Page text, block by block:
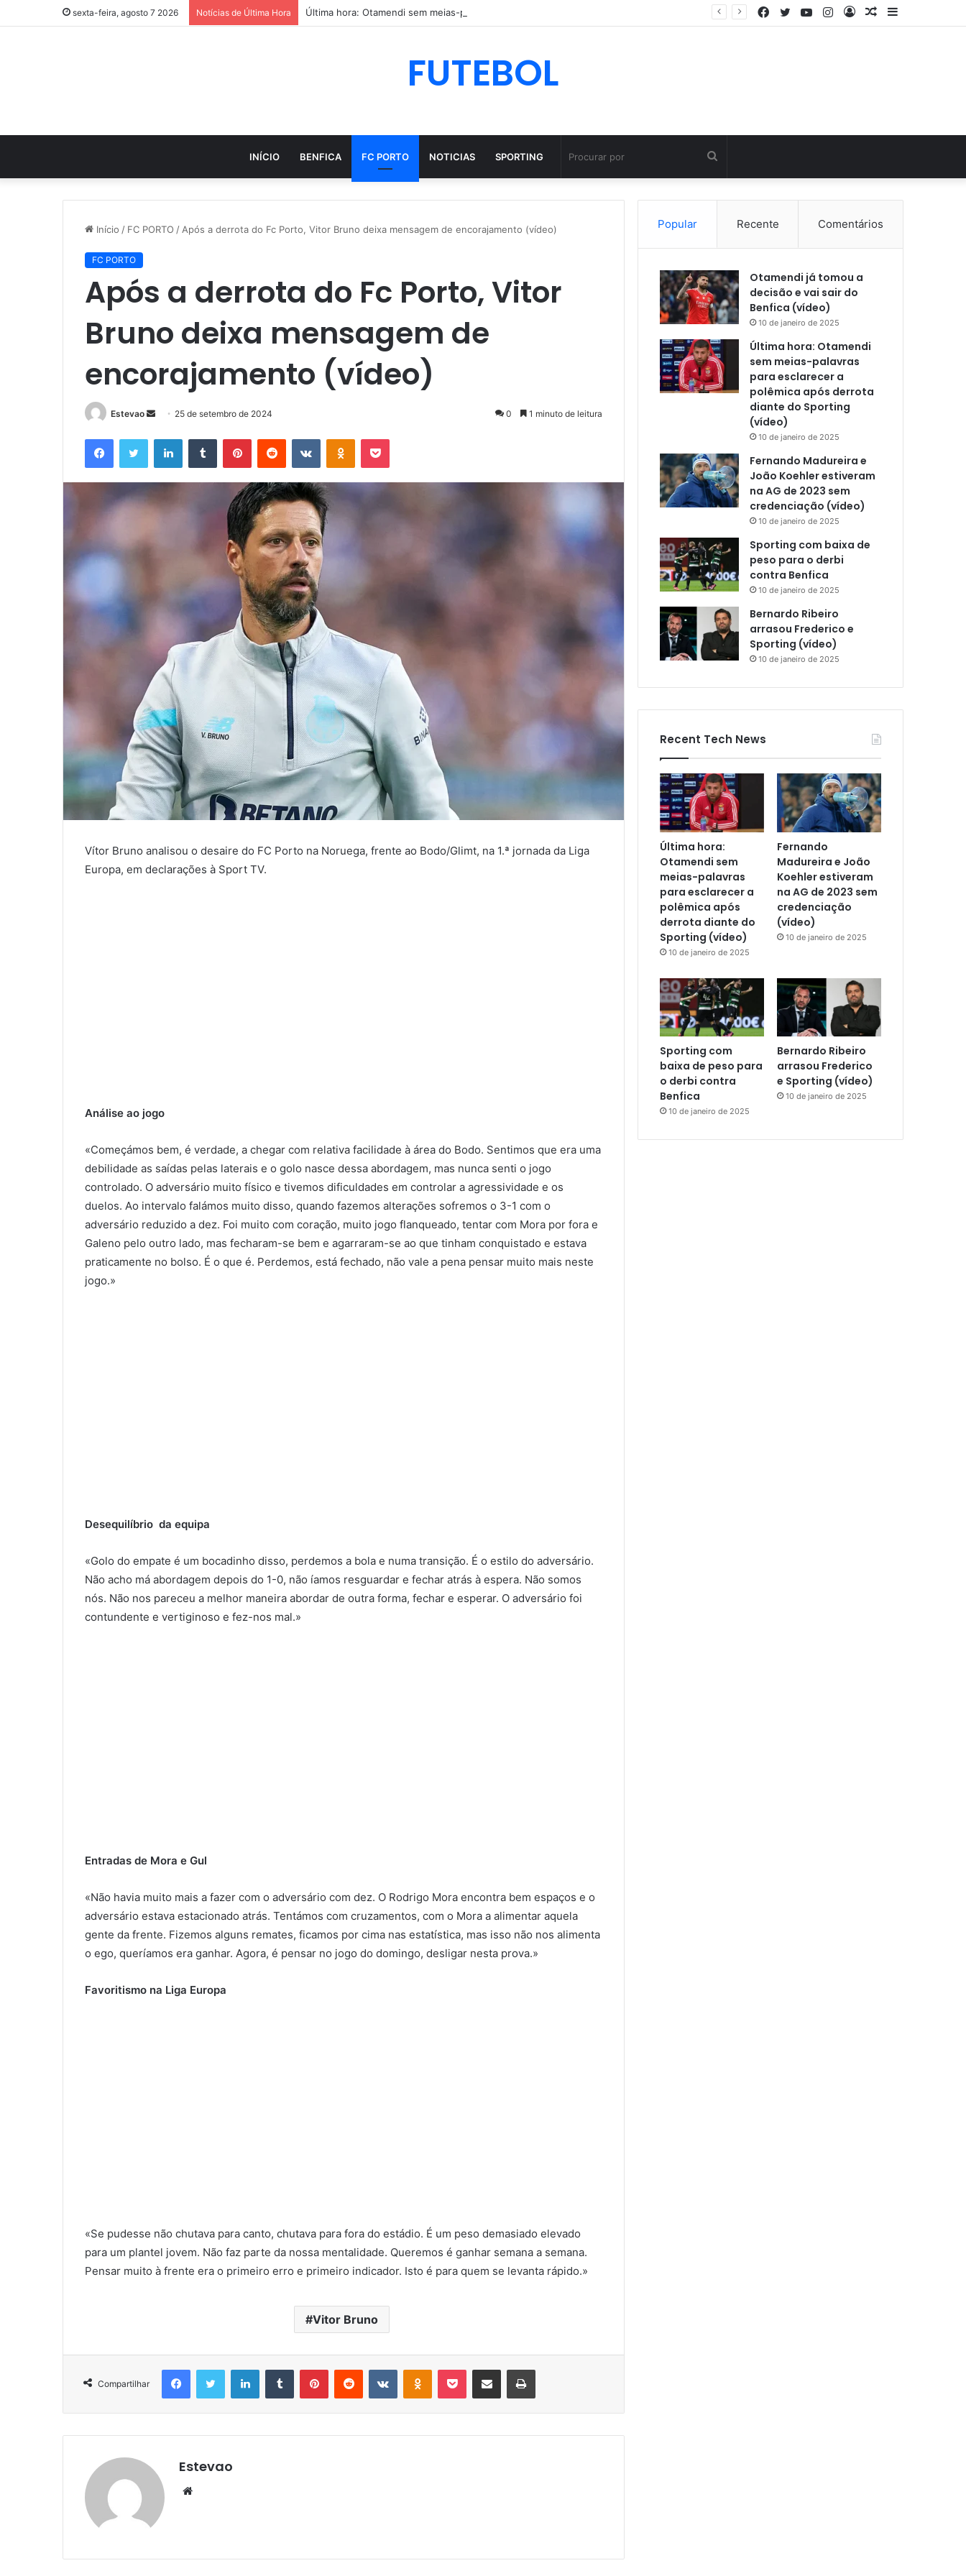
sexta-feira, agosto 7 2026 Notícias de Última Hora
Barra
Artigo
Entrar
Instagram
YouTube
Twitter
Facebook
FUTEBOL
INÍCIO BENFICA FC PORTO NOTICIAS SPORTING Procurar
por
Início / FC PORTO / Após a derrota do Fc Porto, Vitor Bruno deixa mensagem de encorajamento (vídeo)
FC PORTO
Após a derrota do Fc Porto, Vitor
Bruno deixa mensagem de
encorajamento (vídeo)
Estevao
Mande
mail
25 de setembro de 2024 0 1 minuto de leitura
FacebookTwitter LinkedinTumblr PinterestReddit VK OK Pocket
Vítor Bruno analisou o desaire do FC Porto na Noruega, frente ao Bodo/Glimt, na 1.ª jornada da Liga
Europa, em declarações à Sport TV.
Análise ao jogo
«Começámos bem, é verdade, a chegar com relativa facilidade à área do Bodo. Sentimos que era uma
debilidade as saídas pelas laterais e o golo nasce dessa abordagem, mas nunca senti o jogo
controlado. O adversário muito físico e tivemos dificuldades em controlar a agressividade e os
duelos. Ao intervalo falámos muito disso, quando fazemos alterações sofremos o 3-1 com o
adversário reduzido a dez. Foi muito com coração, muito jogo flanqueado, tentar com Mora por fora e
Galeno pelo outro lado, mas fecharam-se bem e agarraram-se ao que tinham conquistado e estava
praticamente no bolso. É o que é. Perdemos, está fechado, não vale a pena pensar muito mais neste
jogo.»
Desequilíbrio da equipa
«Golo do empate é um bocadinho disso, perdemos a bola e numa transição. É o estilo do adversário.
Não acho má abordagem depois do 1-0, não íamos resguardar e fechar atrás à espera. Não somos
nós. Não nos pareceu a melhor maneira abordar de outra forma, fechar e esperar. O adversário foi
contundente e vertiginoso e fez-nos mal.»
Entradas de Mora e Gul
«Não havia muito mais a fazer com o adversário com dez. O Rodrigo Mora encontra bem espaços e o
adversário estava estacionado atrás. Tentámos com cruzamentos, com o Mora a alimentar aquela
gente da frente. Fizemos alguns remates, ficamos por cima nas estatística, mas isso não nos alimenta
o ego, queríamos era ganhar. Agora, é pensar no jogo do domingo, desligar nesta prova.»
Favoritismo na Liga Europa
«Se pudesse não chutava para canto, chutava para fora do estádio. É um peso demasiado elevado
para um plantel jovem. Não faz parte da nossa mentalidade. Queremos é ganhar semana a semana.
Pensar muito à frente era o primeiro erro e primeiro indicador. Isto é para quem se levanta rápido.»
Vitor Bruno
Compartilhar
FacebookTwitter LinkedinTumblr PinterestReddit VK OK Pocket Compartilhar via e-mail Imprimir
Estevao
Website
Popular Recente Comentários
Otamendi já tomou a
decisão e vai sair do
Benfica (vídeo)
10 de janeiro de 2025
Última hora: Otamendi
sem meias-palavras
para esclarecer a
polêmica após derrota
diante do Sporting
(vídeo)
10 de janeiro de 2025
Fernando Madureira e
João Koehler estiveram
na AG de 2023 sem
credenciação (vídeo)
10 de janeiro de 2025
Sporting com baixa de
peso para o derbi
contra Benfica
10 de janeiro de 2025
Bernardo Ribeiro
arrasou Frederico e
Sporting (vídeo)
10 de janeiro de 2025
Recent Tech News
Última hora:
Otamendi sem
meias-palavras
para esclarecer a
polêmica após
derrota diante do
Sporting (vídeo)
10 de janeiro de 2025
Fernando
Madureira e João
Koehler estiveram
na AG de 2023 sem
credenciação
(vídeo)
10 de janeiro de 2025
Sporting com
baixa de peso para
o derbi contra
Benfica
10 de janeiro de 2025
Bernardo Ribeiro
arrasou Frederico
e Sporting (vídeo)
10 de janeiro de 2025